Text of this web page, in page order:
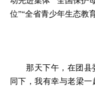
位”“全省青少年生态教
那天下午，在团县
同下，我有幸与老梁